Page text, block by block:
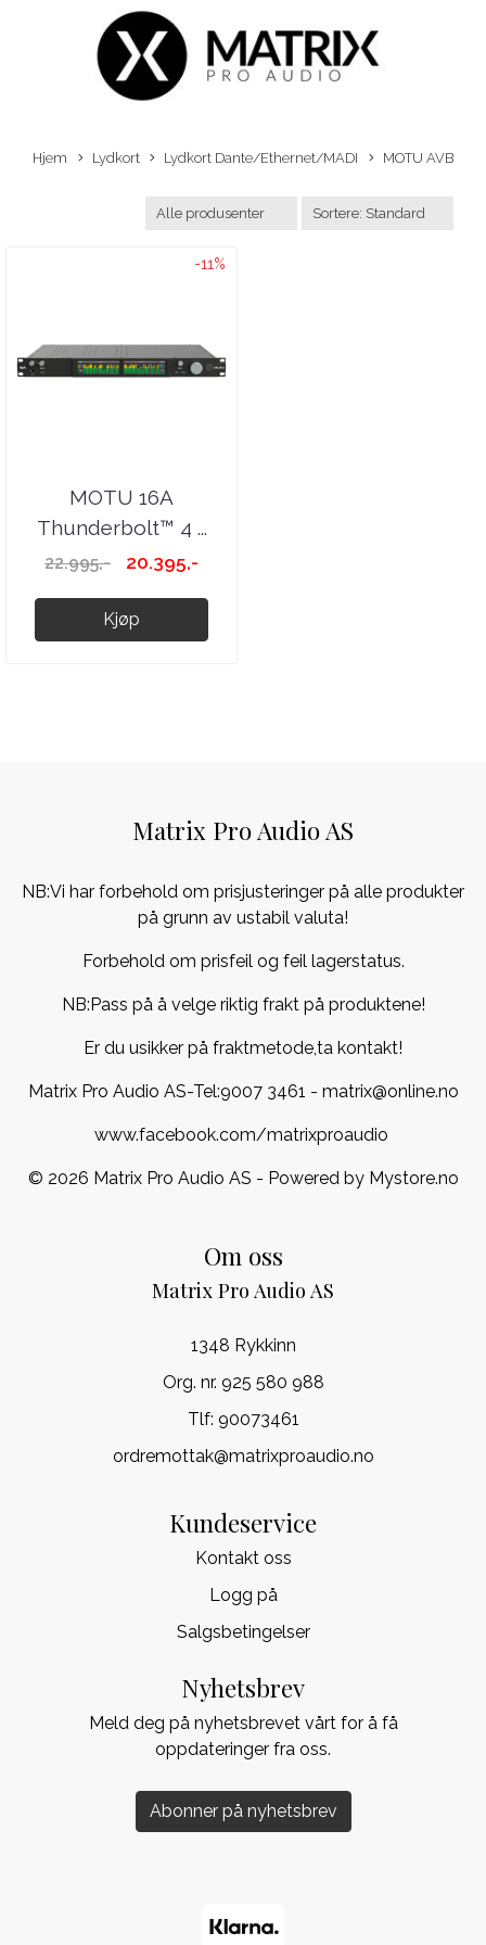
Hjem Lydkort Lydkort Dante/Ethernet/MADI MOTU AVB
-11%
MOTU 16A
Thunderbolt™ 4 ...
22.995,- 20.395,-
Kjøp
Matrix Pro Audio AS
NB:Vi har forbehold om prisjusteringer på alle produkter
på grunn av ustabil valuta!
Forbehold om prisfeil og feil lagerstatus.
NB:Pass på å velge riktig frakt på produktene!
Er du usikker på fraktmetode,ta kontakt!
Matrix Pro Audio AS-Tel:9007 3461 - matrix@online.no
www.facebook.com/matrixproaudio
© 2026 Matrix Pro Audio AS - Powered by Mystore.no
Om oss
Matrix Pro Audio AS
1348 Rykkinn
Org. nr. 925 580 988
Tlf: 90073461
ordremottak@matrixproaudio.no
Kundeservice
Kontakt oss
Logg på
Salgsbetingelser
Nyhetsbrev
Meld deg på nyhetsbrevet vårt for å få
oppdateringer fra oss.
Abonner på nyhetsbrev